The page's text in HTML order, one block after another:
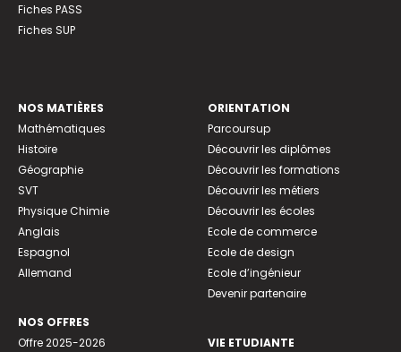
Fiches PASS
Fiches SUP
NOS MATIÈRES
Mathématiques
Histoire
Géographie
SVT
Physique Chimie
Anglais
Espagnol
Allemand
NOS OFFRES
Offre 2025-2026
ORIENTATION
Parcoursup
Découvrir les diplômes
Découvrir les formations
Découvrir les métiers
Découvrir les écoles
Ecole de commerce
Ecole de design
Ecole d’ingénieur
Devenir partenaire
VIE ETUDIANTE